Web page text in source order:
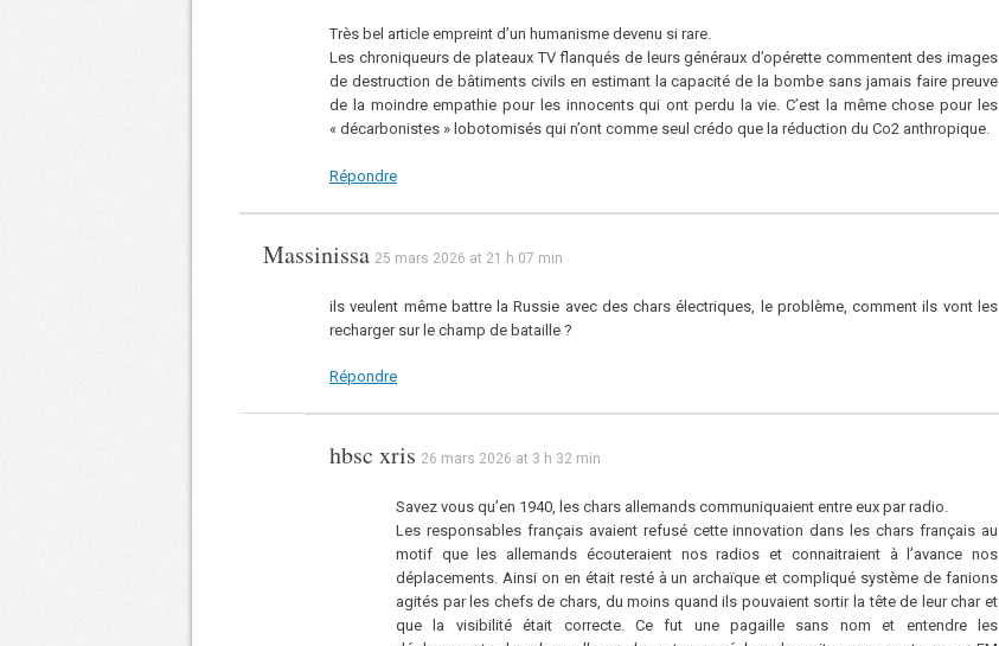
Très bel article empreint d’un humanisme devenu si rare.
Les chroniqueurs de plateaux TV flanqués de leurs généraux d’opérette commentent des images
de destruction de bâtiments civils en estimant la capacité de la bombe sans jamais faire preuve
de la moindre empathie pour les innocents qui ont perdu la vie. C’est la même chose pour les
« décarbonistes » lobotomisés qui n’ont comme seul crédo que la réduction du Co2 anthropique.
Répondre
Massinissa 25 mars 2026 at 21 h 07 min
ils veulent même battre la Russie avec des chars électriques, le problème, comment ils vont les
recharger sur le champ de bataille ?
Répondre
hbsc xris 26 mars 2026 at 3 h 32 min
Savez vous qu’en 1940, les chars allemands communiquaient entre eux par radio.
Les responsables français avaient refusé cette innovation dans les chars français au
motif que les allemands écouteraient nos radios et connaitraient à l’avance nos
déplacements. Ainsi on en était resté à un archaïque et compliqué système de fanions
agités par les chefs de chars, du moins quand ils pouvaient sortir la tête de leur char et
que la visibilité était correcte. Ce fut une pagaille sans nom et entendre les